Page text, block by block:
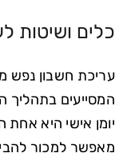
כלים ושיטות
עריכת חשבון נפש
המסייעים בתהליך
יומן אישי היא אחת
מאפשר למכור